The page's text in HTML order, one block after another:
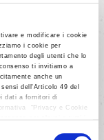
e modificare i cookie
i cookie per
degli utenti che lo
ti invitiamo a
anche un
dell'Articolo 49 del
dati a fornitori di
“Privacy e Cookie